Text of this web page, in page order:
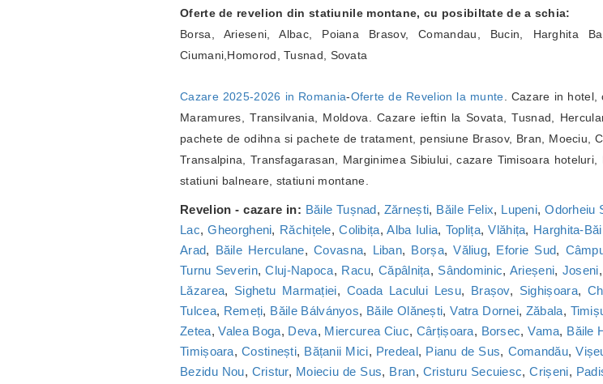
Oferte de revelion din statiunile montane, cu posibiltate de a schia:
Borsa, Arieseni, Albac, Poiana Brasov, Comandau, Bucin, Harghita
Ciumani,Homorod, Tusnad, Sovata
Cazare 2025-2026 in Romania-Oferte de Revelion la munte. Cazare in hotel,
Maramures, Transilvania, Moldova. Cazare ieftin la Sovata, Tusnad,
pachete de odihna si pachete de tratament, pensiune Brasov, Bran, Moeciu,
Transalpina, Transfagarasan, Marginimea Sibiului, cazare Timisoara
statiuni balneare, statiuni montane.
Revelion - cazare in: Băile Tușnad, Zărnești, Băile Felix, Lupeni,Odorheiu
Lac,Gheorgheni, Răchițele,Colibița,Alba Iulia, Toplița,Vlăhița, Harghita-Băi
Arad, Băile Herculane,Covasna, Liban, Borșa,Văliug, Eforie Sud,
Turnu Severin,Cluj-Napoca, Racu, Căpâlnița, Sândominic, Arieșeni, Joseni,
Lăzarea, Sighetu Marmației, Coada Lacului Lesu, Brașov, Sighișoara,
Tulcea, Remeți, Băile Bálványos, Băile Olănești,Vatra Dornei, Zăbala,
Zetea,Valea Boga, Deva, Miercurea Ciuc, Cârțișoara, Borsec,Vama, Băile
Timișoara, Costinești, Bățanii Mici, Predeal, Pianu de Sus, Comandău,
Bezidu Nou, Cristur, Moieciu de Sus, Bran, Cristuru Secuiesc,Crișeni,